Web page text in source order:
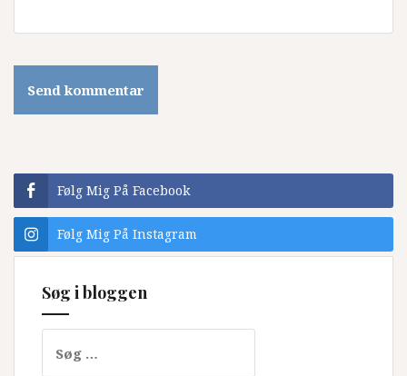
Følg Mig På Facebook
Følg Mig På Instagram
Søg i bloggen
efter: